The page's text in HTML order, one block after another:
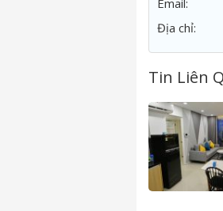
Email:
Địa chỉ:
Tin Liên